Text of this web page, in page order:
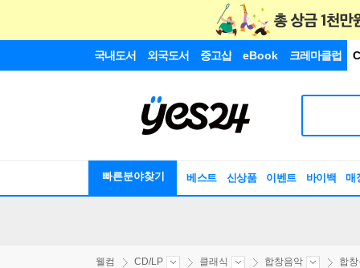
국내도서 외국도서 중고샵 eBook 크레마클럽
빠른분야찾기 베스트 신상품 이벤트 바이백 매
웰컴 CD/LP 클래식 합창음악 합